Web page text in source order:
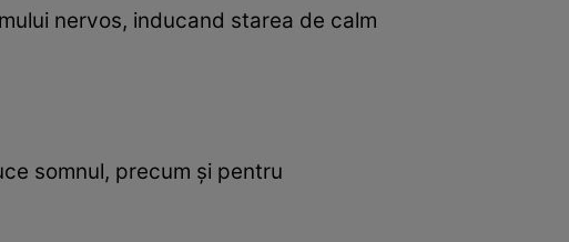
nervos, inducand starea de calm
somnul, precum şi pentru